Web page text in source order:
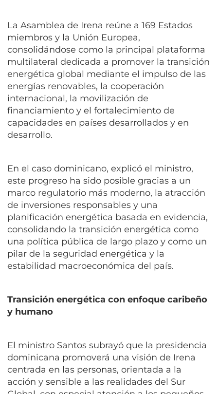
La Asamblea de Irena reúne a 169 Estados
miembros y la Unión Europea,
consolidándose como la principal plataforma
multilateral dedicada a promover la transición
energética global mediante el impulso de las
energías renovables, la cooperación
internacional, la movilización de
financiamiento y el fortalecimiento de
capacidades en países desarrollados y en
desarrollo.
En el caso dominicano, explicó el ministro,
este progreso ha sido posible gracias a un
marco regulatorio más moderno, la atracción
de inversiones responsables y una
planificación energética basada en evidencia,
consolidando la transición energética como
una política pública de largo plazo y como un
pilar de la seguridad energética y la
estabilidad macroeconómica del país.
Transición energética con enfoque caribeño
y humano
El ministro Santos subrayó que la presidencia
dominicana promoverá una visión de Irena
centrada en las personas, orientada a la
acción y sensible a las realidades del Sur